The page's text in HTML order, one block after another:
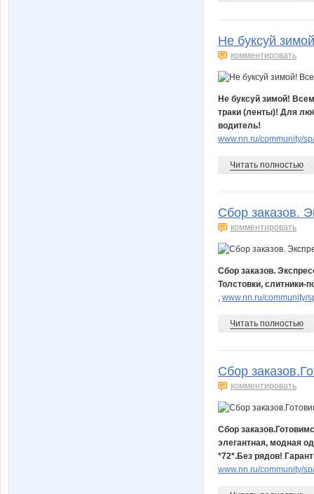
Не буксуй
комментировать
Не буксуй зимой!
траки (ленты)​! Для
водитель!
www.nn.ru/community/
Читать полностью
Сбор заказов.
комментировать
Сбор заказов.
Толстовки,
www.nn.ru/community/
Читать полностью
Сбор
комментировать
Сбор
элегантная, модная
*72*.Без рядов!
www.nn.ru/community/